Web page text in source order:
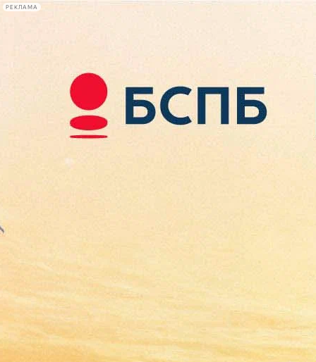
РЕКЛАМА
Сегодня:
2026.08.08
19:37
Афиша Plus